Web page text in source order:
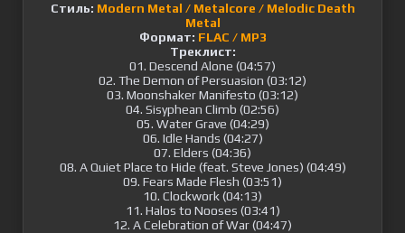
Стиль: Modern Metal / Metalcore / Melodic Death
Metal
Формат: FLAC / MP3
Треклист:
01. Descend Alone (04:57)
02. The Demon of Persuasion (03:12)
03. Moonshaker Manifesto (03:12)
04. Sisyphean Climb (02:56)
05. Water Grave (04:29)
06. Idle Hands (04:27)
07. Elders (04:36)
08. A Quiet Place to Hide (feat. Steve Jones) (04:49)
09. Fears Made Flesh (03:51)
10. Clockwork (04:13)
11. Halos to Nooses (03:41)
12. A Celebration of War (04:47)